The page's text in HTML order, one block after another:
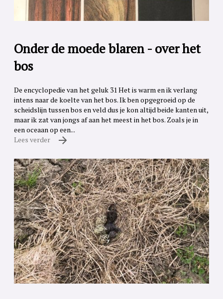
Onder de moede blaren - over het
bos
De encyclopedie van het geluk 31 Het is warm en ik verlang
intens naar de koelte van het bos. Ik ben opgegroeid op de
scheidslijn tussen bos en veld dus je kon altijd beide kanten uit,
maar ik zat van jongs af aan het meest in het bos. Zoals je in
een oceaan op een...
Lees verder